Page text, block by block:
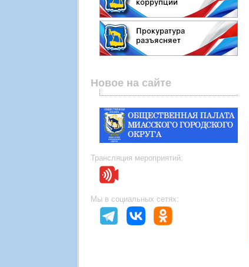
Новое на сайте
Трансляция мероприятий:
Мы в социальных сетях: